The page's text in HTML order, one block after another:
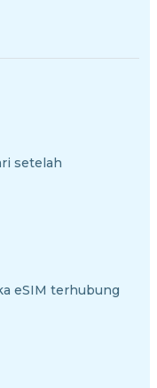
setelah
eSIM terhubung